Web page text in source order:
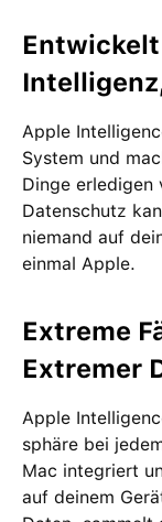
Apple
System und
Dinge erle­digen
Daten­schutz
niemand auf
einmal Apple.
Extreme
Extremer
Apple
sphäre bei
Mac integriert
auf deinem